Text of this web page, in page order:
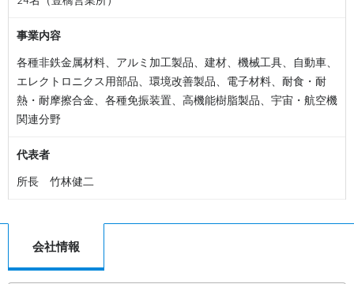
事業内容
各種非鉄金属材料、アルミ加工製品、建材、機械工具、自動車、
エレクトロニクス用部品、環境改善製品、電子材料、耐食・耐
熱・耐摩擦合金、各種免振装置、高機能樹脂製品、宇宙・航空機
関連分野
代表者
所長 竹林健二
会社情報